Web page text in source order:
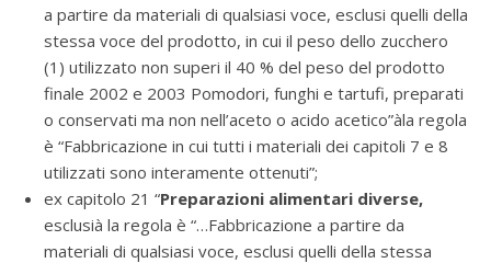
a partire da materiali di qualsiasi voce, esclusi quelli della
stessa voce del prodotto, in cui il peso dello zucchero
(1) utilizzato non superi il 40 % del peso del prodotto
finale 2002 e 2003 Pomodori, funghi e tartufi, preparati
o conservati ma non nell’aceto o acido acetico”àla regola
è “Fabbricazione in cui tutti i materiali dei capitoli 7 e 8
utilizzati sono interamente ottenuti”;
ex capitolo 21 “Preparazioni alimentari diverse,
esclusià la regola è “…Fabbricazione a partire da
materiali di qualsiasi voce, esclusi quelli della stessa